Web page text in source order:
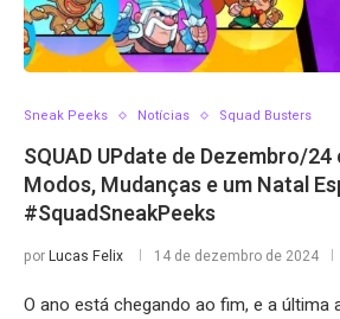
Sneak Peeks Notícias Squad Busters
SQUAD UPdate de Dezembro/
Modos, Mudanças e um Natal
#SquadSneakPeeks
porLucas Felix 14 de dezembro de 2024
O ano está chegando ao fim, e a última